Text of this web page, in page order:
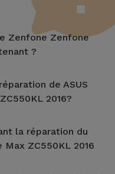
Zenfone Zenfone
?
proche.
de ASUS
2016?
à 30 minutes.
la réparation du
ZC550KL 2016